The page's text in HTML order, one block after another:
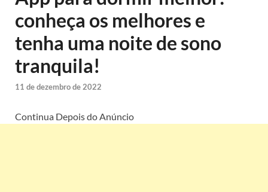
conheça os melhores e
tenha uma noite de sono
tranquila!
11 de dezembro de 2022
Continua Depois do Anúncio